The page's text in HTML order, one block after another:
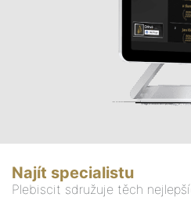
Najít specialistu
Plebiscit sdružuje těch